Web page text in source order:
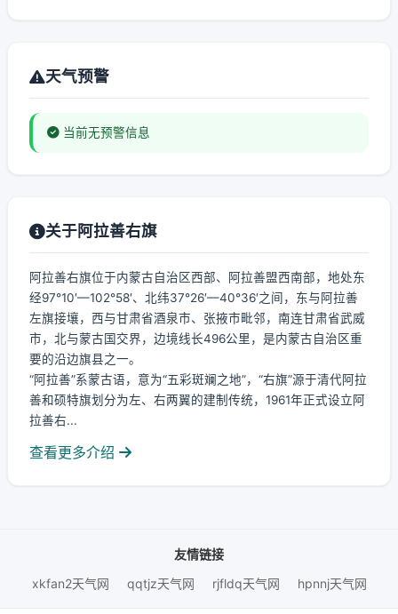
天气预警
当前无预警信息
关于阿拉善右旗
阿拉善右旗位于内蒙古自治区西部、阿拉善盟西南部，地处东
经97°10′—102°58′、北纬37°26′—40°36′之间，东与阿拉善
左旗接壤，西与甘肃省酒泉市、张掖市毗邻，南连甘肃省武威
市，北与蒙古国交界，边境线长496公里，是内蒙古自治区重
要的沿边旗县之一。
“阿拉善”系蒙古语，意为“五彩斑斓之地”，“右旗”源于清代阿拉
善和硕特旗划分为左、右两翼的建制传统，1961年正式设立阿
拉善右...
查看更多介绍
友情链接
xkfan2天气网
qqtjz天气网 rjfldq天气网 hpnnj天气网